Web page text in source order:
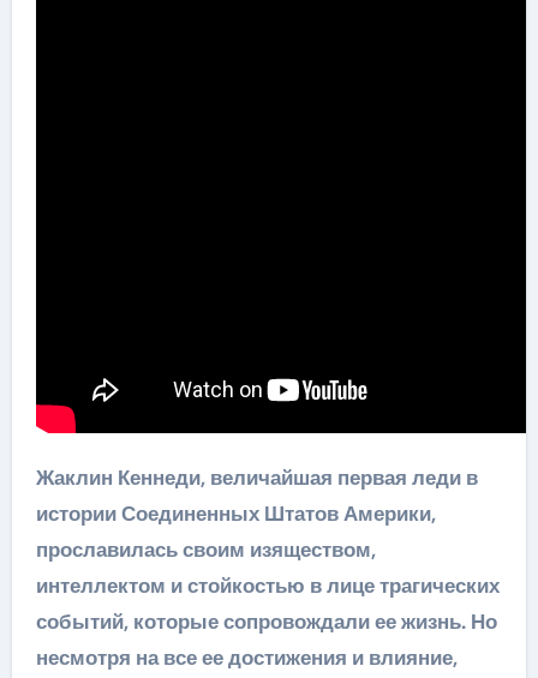
Жаклин Кеннеди, величайшая первая леди в
истории Соединенных Штатов Америки,
прославилась своим изяществом,
интеллектом и стойкостью в лице трагических
событий, которые сопровождали ее жизнь. Но
несмотря на все ее достижения и влияние,